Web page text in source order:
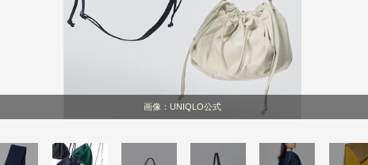
画像：UNIQLO公式